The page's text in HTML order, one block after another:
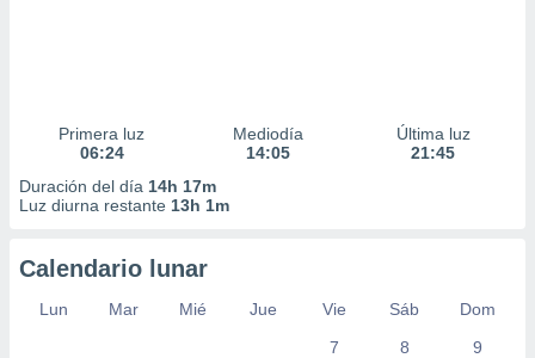
Primera luz
06:24
Mediodía
14:05
Última luz
21:45
Duración del día 14h 17m
Luz diurna restante 13h 1m
Calendario lunar
Lun Mar Mié Jue Vie Sáb
Dom
7
8 9